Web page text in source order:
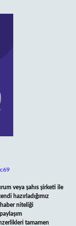
veya şahıs şirketi ile
hazırladığımız
niteliği
tamamen